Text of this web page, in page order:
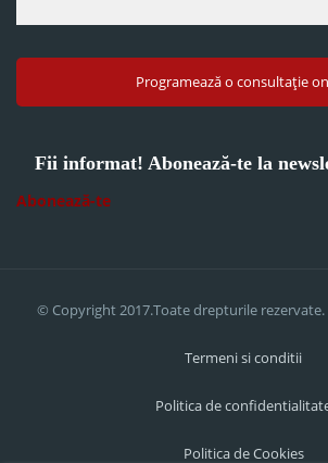
Programează o consultație
Fii informat! Abonează-te la
Abonează-te
© Copyright 2017.Toate drepturile
Termeni si conditii
Politica de
Politica de Cookies